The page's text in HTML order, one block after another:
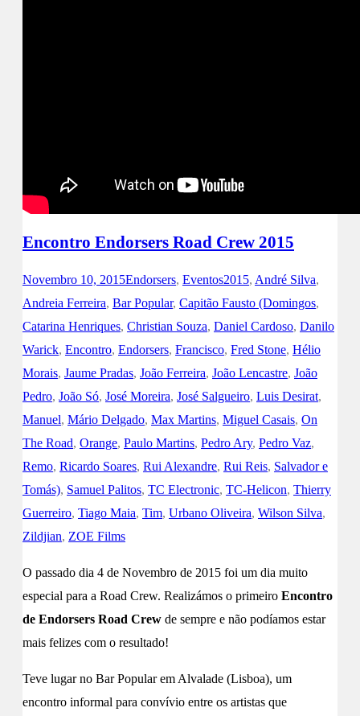
Encontro Endorsers Road Crew 2015
Novembro 10, 2015Endorsers, Eventos2015, André Silva,
Andreia Ferreira, Bar Popular, Capitão Fausto (Domingos,
Catarina Henriques, Christian Souza, Daniel Cardoso, Danilo
Warick, Encontro, Endorsers, Francisco, Fred Stone, Hélio
Morais, Jaume Pradas, João Ferreira, João Lencastre, João
Pedro, João Só, José Moreira, José Salgueiro, Luis Desirat,
Manuel, Mário Delgado, Max Martins, Miguel Casais, On
The Road, Orange, Paulo Martins, Pedro Ary, Pedro Vaz,
Remo, Ricardo Soares, Rui Alexandre, Rui Reis, Salvador e
Tomás), Samuel Palitos, TC Electronic, TC-Helicon, Thierry
Guerreiro, Tiago Maia, Tim, Urbano Oliveira, Wilson Silva,
Zildjian, ZOE Films
O passado dia 4 de Novembro de 2015 foi um dia muito
especial para a Road Crew. Realizámos o primeiro Encontro
de Endorsers Road Crew de sempre e não podíamos estar
mais felizes com o resultado!
Teve lugar no Bar Popular em Alvalade (Lisboa), um
encontro informal para convívio entre os artistas que